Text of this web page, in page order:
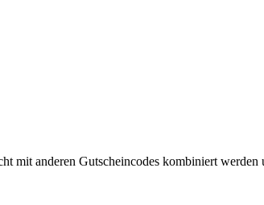
mit anderen Gutscheincodes kombiniert werden